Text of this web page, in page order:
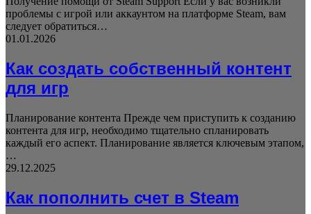
проблемы с игрой или аккаунтом на платформе Steam, вам
следует обратиться…
01.01.2026
Как создать собственный контент
для игр
Планирование контента Прежде чем приступить к созданию
контента для игр, необходимо тщательно спланировать
каждый его аспект. Планирование является ключевым этапом,
…
29.12.2025
Как пополнить счет в Steam